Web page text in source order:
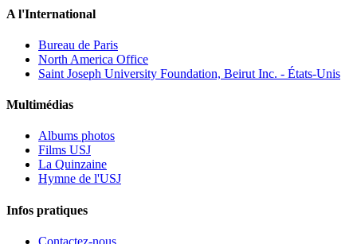
A l'International
Bureau de Paris
North America Office
Saint Joseph University Foundation, Beirut Inc. - États-Unis
Multimédias
Albums photos
Films USJ
La Quinzaine
Hymne de l'USJ
Infos pratiques
Contactez-nous